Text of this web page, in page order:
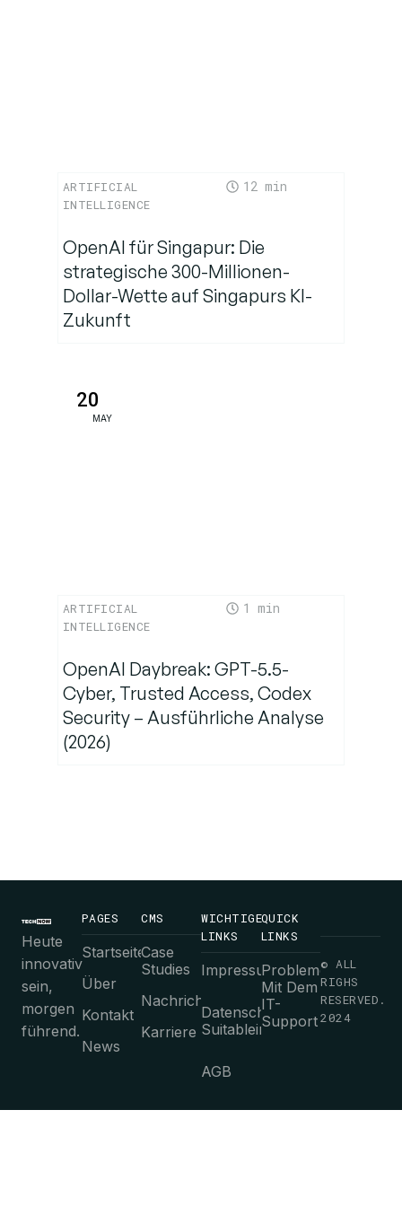
ARTIFICIAL
INTELLIGENCE
12
OpenAI für Singapur: Die
strategische 300-Millionen-
Dollar-Wette auf Singapurs KI-
Zukunft
20
MAY
ARTIFICIAL
INTELLIGENCE
1
OpenAI Daybreak: GPT-5.5-
Cyber, Trusted Access, Codex
Security – Ausführliche Analyse
(2026)
Heute
innovativ
sein,
morgen
führend.
PAGES
Startseite
Über
Kontakt
News
CMS
Case
Studies
Nachrichten
Karriere
WICHTIGE
LINKS
Impressum
Datenschutz-
Suitableimmungen
AGB
QUICK
LINKS
Probleme
Mit Dem
IT-
Support
© ALL
RIGHS
RESERVED.
2024